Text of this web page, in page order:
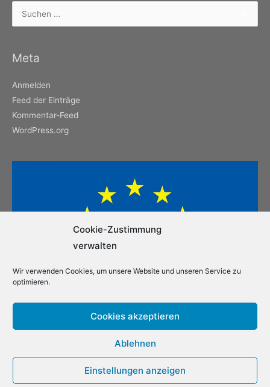
Cookie-Zustimmung
verwalten
Wir verwenden Cookies, um unsere Website und unseren Service zu
optimieren.
Cookies akzeptieren
Ablehnen
Einstellungen anzeigen
Meta
Anmelden
Feed der Einträge
Kommentar-Feed
WordPress.org